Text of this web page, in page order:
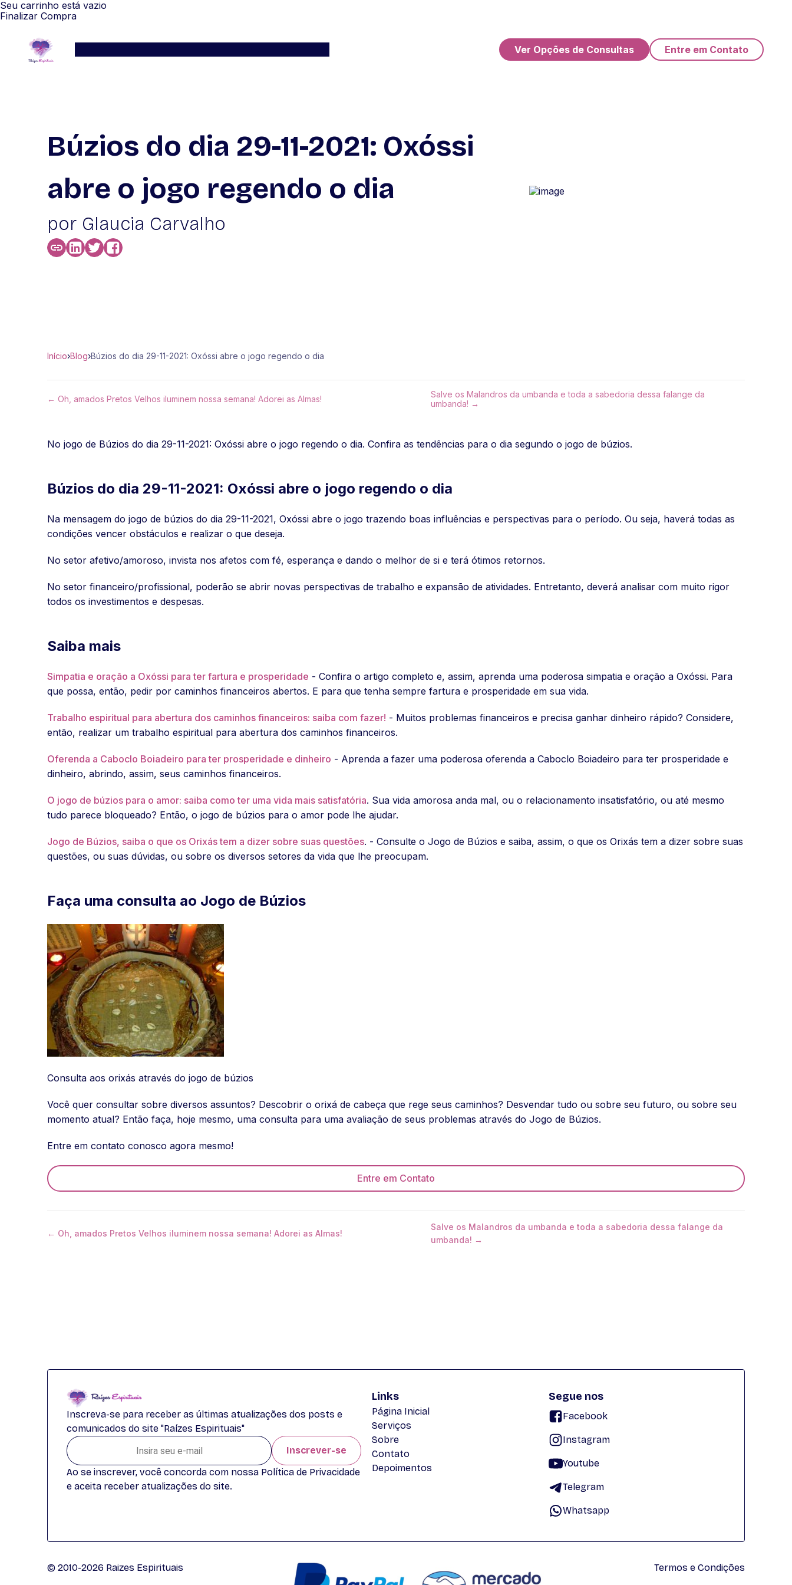
Seu carrinho está vazio
Finalizar Compra
Ver Opções de Consultas Entre em Contato
Búzios do dia 29-11-2021: Oxóssi
abre o jogo regendo o dia
por Glaucia Carvalho
Início›Blog›Búzios do dia 29-11-2021: Oxóssi abre o jogo regendo o dia
← Oh, amados Pretos Velhos iluminem nossa semana! Adorei as Almas!
Salve os Malandros da umbanda e toda a sabedoria dessa falange da
umbanda! →
No jogo de Búzios do dia 29-11-2021: Oxóssi abre o jogo regendo o dia. Confira as tendências para o dia segundo o jogo de búzios.
Búzios do dia 29-11-2021: Oxóssi abre o jogo regendo o dia
Na mensagem do jogo de búzios do dia 29-11-2021, Oxóssi abre o jogo trazendo boas influências e perspectivas para o período. Ou seja, haverá todas as
condições vencer obstáculos e realizar o que deseja.
No setor afetivo/amoroso, invista nos afetos com fé, esperança e dando o melhor de si e terá ótimos retornos.
No setor financeiro/profissional, poderão se abrir novas perspectivas de trabalho e expansão de atividades. Entretanto, deverá analisar com muito rigor
todos os investimentos e despesas.
Saiba mais
Simpatia e oração a Oxóssi para ter fartura e prosperidade - Confira o artigo completo e, assim, aprenda uma poderosa simpatia e oração a Oxóssi. Para
que possa, então, pedir por caminhos financeiros abertos. E para que tenha sempre fartura e prosperidade em sua vida.
Trabalho espiritual para abertura dos caminhos financeiros: saiba com fazer! - Muitos problemas financeiros e precisa ganhar dinheiro rápido? Considere,
então, realizar um trabalho espiritual para abertura dos caminhos financeiros.
Oferenda a Caboclo Boiadeiro para ter prosperidade e dinheiro - Aprenda a fazer uma poderosa oferenda a Caboclo Boiadeiro para ter prosperidade e
dinheiro, abrindo, assim, seus caminhos financeiros.
O jogo de búzios para o amor: saiba como ter uma vida mais satisfatória. Sua vida amorosa anda mal, ou o relacionamento insatisfatório, ou até mesmo
tudo parece bloqueado? Então, o jogo de búzios para o amor pode lhe ajudar.
Jogo de Búzios, saiba o que os Orixás tem a dizer sobre suas questões. - Consulte o Jogo de Búzios e saiba, assim, o que os Orixás tem a dizer sobre suas
questões, ou suas dúvidas, ou sobre os diversos setores da vida que lhe preocupam.
Faça uma consulta ao Jogo de Búzios
Consulta aos orixás através do jogo de búzios
Você quer consultar sobre diversos assuntos? Descobrir o orixá de cabeça que rege seus caminhos? Desvendar tudo ou sobre seu futuro, ou sobre seu
momento atual? Então faça, hoje mesmo, uma consulta para uma avaliação de seus problemas através do Jogo de Búzios.
Entre em contato conosco agora mesmo!
Entre em Contato
← Oh, amados Pretos Velhos iluminem nossa semana! Adorei as Almas!
Salve os Malandros da umbanda e toda a sabedoria dessa falange da
umbanda! →
Inscreva-se para receber as últimas atualizações dos posts e
comunicados do site "Raízes Espirituais"
Inscrever-se
Ao se inscrever, você concorda com nossa Política de Privacidade
e aceita receber atualizações do site.
Links
Página Inicial
Serviços
Sobre
Contato
Depoimentos
Segue nos
Facebook
Instagram
Youtube
Telegram
Whatsapp
© 2010-2026 Raizes Espirituais Termos e Condições